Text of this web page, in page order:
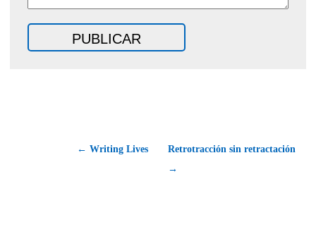
← Writing Lives
Retrotracción sin retractación
→